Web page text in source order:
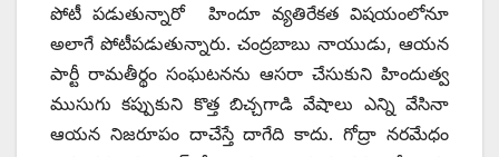
పోటీ పడుతున్నారో హిందూ వ్యతిరేకత విషయంలోనూ
అలాగే పోటీపడుతున్నారు. చంద్రబాబు నాయుడు, ఆయన
పార్టీ రామతీర్థం సంఘటనను ఆసరా చేసుకుని హిందుత్వ
ముసుగు కప్పుకుని కొత్త బిచ్చగాడి వేషాలు ఎన్ని వేసినా
ఆయన నిజరూపం దాచేస్తే దాగేది కాదు. గోద్రా నరమేధం